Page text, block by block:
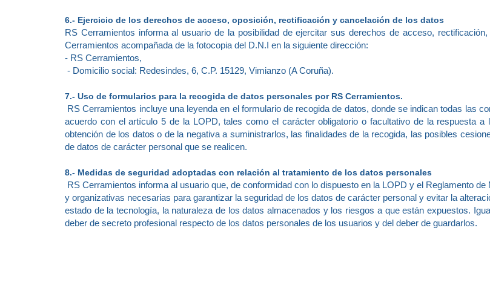
6.- Ejercicio de los derechos de acceso, oposición, rectificación y cancelación de los datos
RS Cerramientos informa al usuario de la posibilidad de ejercitar sus derechos de acceso,
Cerramientos acompañada de la fotocopia del D.N.I en la siguiente dirección:
- RS Cerramientos,
- Domicilio social: Redesindes, 6, C.P. 15129, Vimianzo (A Coruña).
7.- Uso de formularios para la recogida de datos personales por RS Cerramientos.
RS Cerramientos incluye una leyenda en el formulario de recogida de datos, donde se indican todas las
acuerdo con el artículo 5 de la LOPD, tales como el carácter obligatorio o facultativo de la respuesta
obtención de los datos o de la negativa a suministrarlos, las finalidades de la recogida, las posibles
de datos de carácter personal que se realicen.
8.- Medidas de seguridad adoptadas con relación al tratamiento de los datos personales
RS Cerramientos informa al usuario que, de conformidad con lo dispuesto en la LOPD y el Reglamento
y organizativas necesarias para garantizar la seguridad de los datos de carácter personal y evitar la
estado de la tecnología, la naturaleza de los datos almacenados y los riesgos a que están expuestos.
deber de secreto profesional respecto de los datos personales de los usuarios y del deber de guardarlos.